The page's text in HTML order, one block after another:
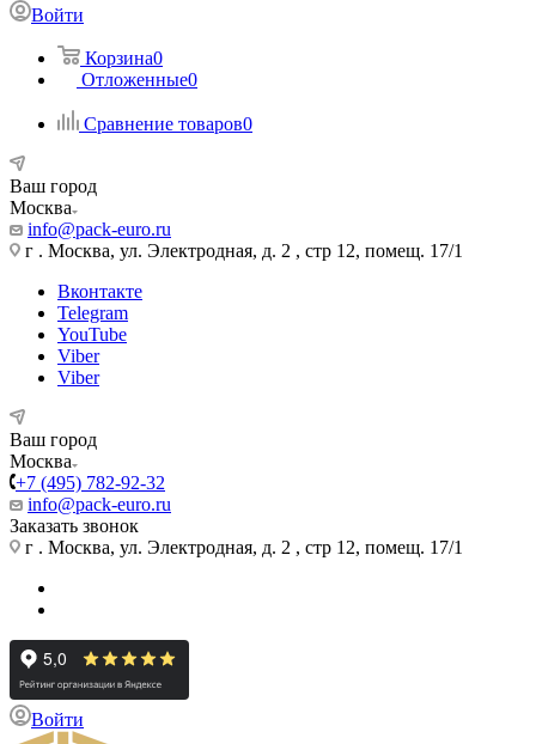
Войти
Корзина0
Отложенные0
Сравнение товаров0
Ваш город
Москва
info@pack-euro.ru
г . Москва, ул. Электродная, д. 2 , стр 12, помещ. 17/1
Вконтакте
Telegram
YouTube
Viber
Viber
Ваш город
Москва
+7 (495) 782-92-32
info@pack-euro.ru
Заказать звонок
г . Москва, ул. Электродная, д. 2 , стр 12, помещ. 17/1
Войти